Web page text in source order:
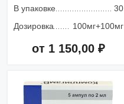
В упаковке
30
Дозировка
100мг+100мг
от 1 150,00 ₽